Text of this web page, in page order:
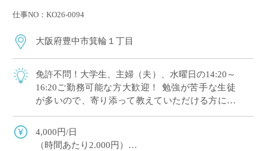
仕事NO：KO26-0094
大阪府豊中市箕輪１丁目
免許不問！大学生、主婦（夫）、水曜日の14:20～
16:20ご勤務可能な方大歓迎！ 勉強が苦手な生徒
が多いので、寄り添って教えていただける方にオ
ススメです。 マイカー通勤OK（交通費補助あ
り）※一部マイカー不可の学校あり
4,000円/日
（時間あたり2.000円）